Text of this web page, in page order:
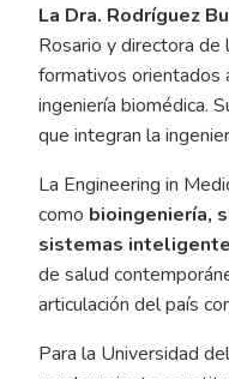
La Dra. Rodríguez
Rosario y directora de
formativos orientados
ingeniería biomédica.
que integran la
La Engineering in
como bioingeniería,
sistemas
de salud
articulación del país
Para la Universidad